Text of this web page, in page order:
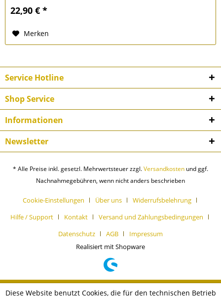
22,90 € *
Merken
Service Hotline
Shop Service
Informationen
Newsletter
* Alle Preise inkl. gesetzl. Mehrwertsteuer zzgl.Versandkosten und ggf.
Nachnahmegebühren, wenn nicht anders beschrieben
Cookie-Einstellungen Über uns
Widerrufsbelehrung
Hilfe / Support
Kontakt
Versand und Zahlungsbedingungen
Datenschutz
AGB
Impressum
Realisiert mit Shopware
Diese Website benutzt Cookies, die für den technischen Betrieb